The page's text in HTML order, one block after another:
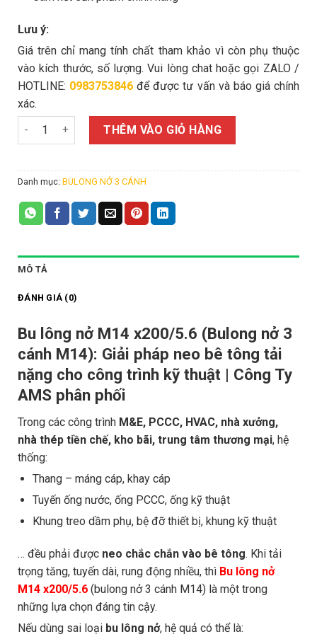
Lưu ý:
Giá trên chỉ mang tính chất tham khảo vì còn phụ thuộc
vào kích thước, số lượng. Vui lòng chat hoặc gọi ZALO /
HOTLINE: 0983753846 để được tư vấn và báo giá chính
xác.
Bulong nở 3 cánh Fisdex M14x200/5.6 số lượng
THÊM VÀO GIỎ HÀNG
Danh mục: BULONG NỞ 3 CÁNH
MÔ TẢ
ĐÁNH GIÁ (0)
Bu lông nở M14 x200/5.6 (Bulong nở 3
cánh M14): Giải pháp neo bê tông tải
nặng cho công trình kỹ thuật | Công Ty
AMS phân phối
Trong các công trình M&E, PCCC, HVAC, nhà xưởng,
nhà thép tiền chế, kho bãi, trung tâm thương mại, hệ
thống:
Thang – máng cáp, khay cáp
Tuyến ống nước, ống PCCC, ống kỹ thuật
Khung treo dầm phụ, bệ đỡ thiết bị, khung kỹ thuật
… đều phải được neo chắc chắn vào bê tông. Khi tải
trọng tăng, tuyến dài, rung động nhiều, thì Bu lông nở
M14 x200/5.6 (bulong nở 3 cánh M14) là một trong
những lựa chọn đáng tin cậy.
Nếu dùng sai loại bu lông nở, hệ quả có thể là: